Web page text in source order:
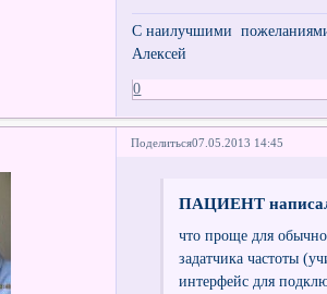
С наилучшими пожеланиями
Алексей
0
Поделиться07.05.2013 14:45
ПАЦИЕНТ
что проще для
задатчика частоты
интерфейс для